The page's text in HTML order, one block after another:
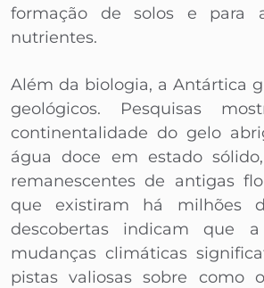
formação de solos e para
nutrientes.
Além da biologia, a Antártica
geológicos. Pesquisas
continentalidade do gelo
água doce em estado
remanescentes de antigas
que existiram há milhões
descobertas indicam que
mudanças climáticas
pistas valiosas sobre como